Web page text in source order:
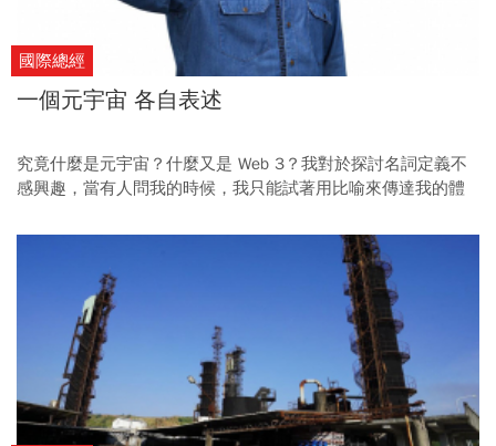
國際總經
一個元宇宙 各自表述
究竟什麼是元宇宙？什麼又是 Web 3？我對於探討名詞定義不
感興趣，當有人問我的時候，我只能試著用比喻來傳達我的體